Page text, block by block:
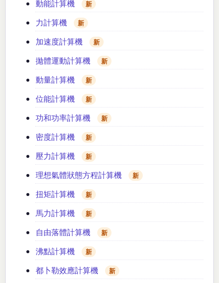
動能計算機 新
力計算機 新
加速度計算機 新
拋體運動計算機 新
動量計算機 新
位能計算機 新
功和功率計算機 新
密度計算機 新
壓力計算機 新
理想氣體狀態方程計算機 新
扭矩計算機 新
馬力計算機 新
自由落體計算機 新
沸點計算機 新
都卜勒效應計算機 新